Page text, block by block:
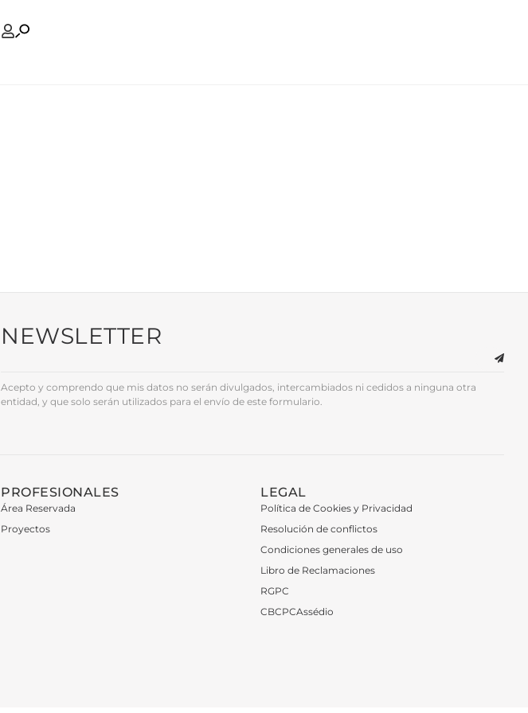
NEWSLETTER
Acepto y comprendo que mis datos no serán divulgados, intercambiados ni cedidos a ninguna otra
entidad, y que solo serán utilizados para el envío de este formulario.
PROFESIONALES
Área Reservada
Proyectos
LEGAL
Política de Cookies y Privacidad
Resolución de conflictos
Condiciones generales de uso
Libro de Reclamaciones
RGPC
CBCPCAssédio